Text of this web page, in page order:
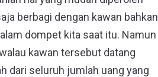
berbagi dengan kawan bahkan
dompet kita saat itu. Namun
kawan tersebut datang
dari seluruh jumlah uang yang